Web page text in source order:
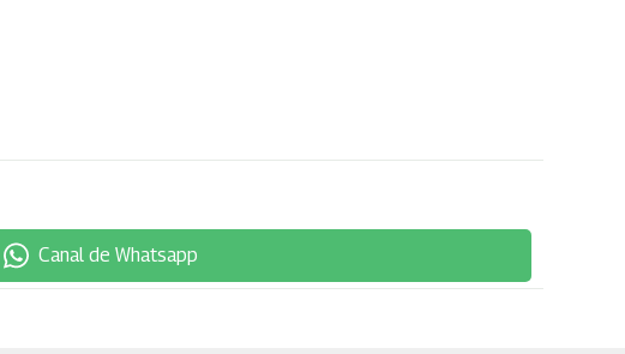
Canal de Whatsapp